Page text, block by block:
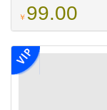
￥99.00